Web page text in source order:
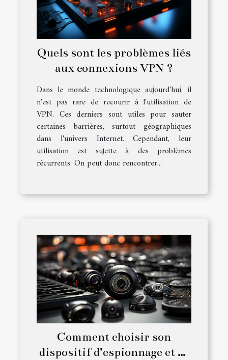
Quels sont les problèmes liés
aux connexions VPN ?
Dans le monde technologique aujourd'hui, il
n'est pas rare de recourir à l'utilisation de
VPN. Ces derniers sont utiles pour sauter
certaines barrières, surtout géographiques
dans l'univers Internet. Cependant, leur
utilisation est sujette à des problèmes
récurrents. On peut donc rencontrer...
Comment choisir son
dispositif d’espionnage et de